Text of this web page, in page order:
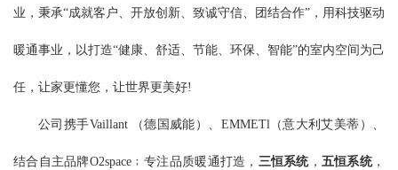
业，秉承“成就客户、开放创新、致诚守信、团结合作”，用科技驱动
暖通事业，以打造“健康、舒适、节能、环保、智能”的室内空间为己
任，让家更懂您，让世界更美好!
公司携手Vaillant （德国威能）、EMMETl（意大利艾美蒂）、
结合自主品牌O2space﹔专注品质暖通打造， 三恒系统， 五恒系统，